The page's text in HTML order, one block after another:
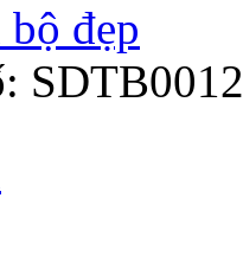
đẹp
SDTB0012